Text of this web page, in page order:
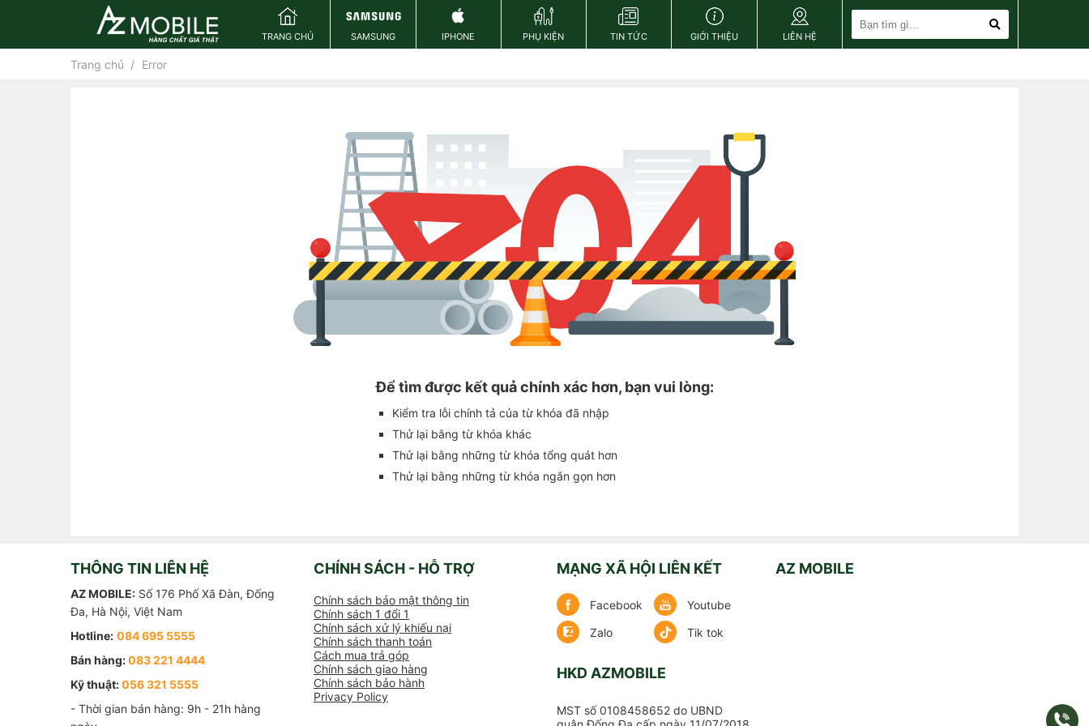
TRANG CHỦ SAMSUNG IPHONE PHỤ KIỆN TIN TỨC GIỚI THIỆU LIÊN HỆ
Trang chủ Error
Để tìm được kết quả chính xác hơn, bạn vui lòng:
Kiểm tra lỗi chính tả của từ khóa đã nhập
Thử lại bằng từ khóa khác
Thử lại bằng những từ khóa tổng quát hơn
Thử lại bằng những từ khóa ngắn gọn hơn
THÔNG TIN LIÊN HỆ
AZ MOBILE: Số 176 Phố Xã Đàn, Đống
Đa, Hà Nội, Việt Nam
Hotline: 084 695 5555
Bán hàng:083 221 4444
Kỹ thuật:056 321 5555
- Thời gian bán hàng: 9h - 21h hàng
CHÍNH SÁCH - HỖ TRỢ
Chính sách bảo mật thông tin
Chính sách 1 đổi 1
Chính sách xử lý khiếu nại
Chính sách thanh toán
Cách mua trả góp
Chính sách giao hàng
Chính sách bảo hành
Privacy Policy
MẠNG XÃ HỘI LIÊN KẾT
Facebook
Youtube
Zalo
Tik tok
HKD AZMOBILE
MST số 0108458652 do UBND
AZ MOBILE